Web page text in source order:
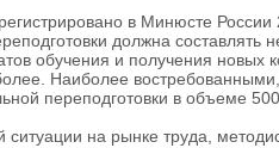
в Минюсте
должна составлять
обучения и получения
Наиболее
переподготовки в объеме
ситуации на рынке труда,